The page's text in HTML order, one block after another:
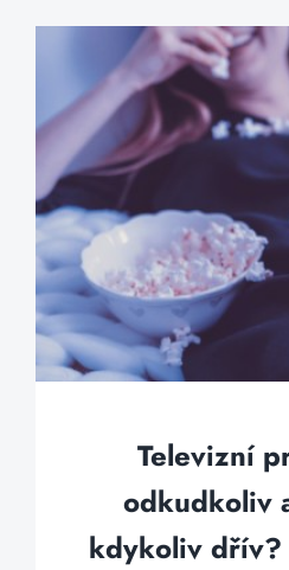
Televizní
odkudkoliv
kdykoliv